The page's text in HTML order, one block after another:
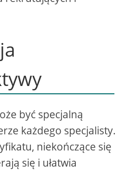
być specjalną
każdego specjalisty.
niekończące się
się i ułatwia